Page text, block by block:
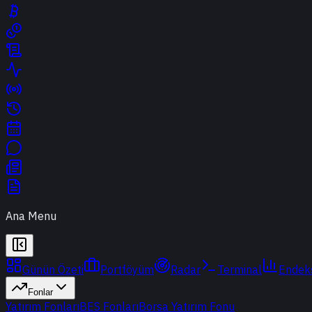
Ana Menu
Günün Özeti Portföyüm Radar Terminal
Fonlar
Yatırım FonlarıBES FonlarıBorsa Yatırım Fonu